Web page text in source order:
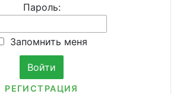
Пароль:
Запомнить меня
РЕГИСТРАЦИЯ